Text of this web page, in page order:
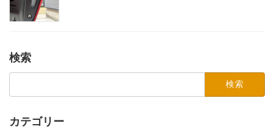
検索
検
カテゴリー